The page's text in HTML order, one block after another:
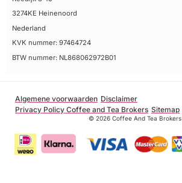
3274KE Heinenoord
Nederland
KVK nummer: 97464724
BTW nummer: NL868062972B01
Algemene voorwaarden Disclaimer
Privacy Policy Coffee and Tea Brokers Sitemap
© 2026 Coffee And Tea Brokers